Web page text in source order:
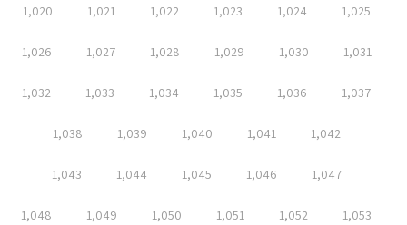
1,020 1,021 1,022 1,023 1,024 1,025
1,026 1,027 1,028 1,029 1,030 1,031
1,032 1,033 1,034 1,035 1,036 1,037
1,038 1,039 1,040 1,041 1,042
1,043 1,044 1,045 1,046 1,047
1,048 1,049 1,050 1,051 1,052 1,053